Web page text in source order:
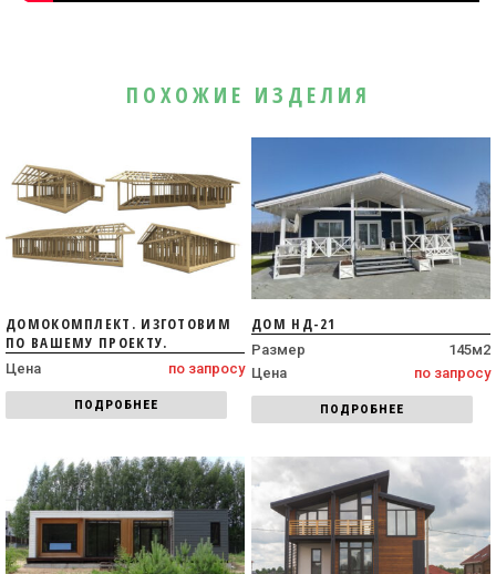
ПОХОЖИЕ ИЗДЕЛИЯ
ДОМОКОМПЛЕКТ. ИЗГОТОВИМ
ПО ВАШЕМУ ПРОЕКТУ.
Цена по запросу
ПОДРОБНЕЕ
ДОМ НД-21
Размер
145м2
Цена
по запросу
ПОДРОБНЕЕ